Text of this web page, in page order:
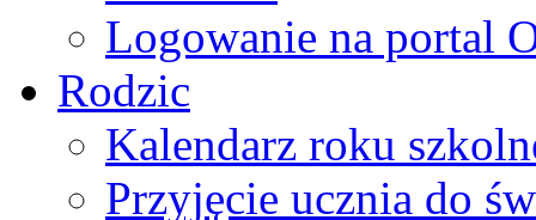
Logowanie na portal
Rodzic
Kalendarz roku
Przyjęcie ucznia do